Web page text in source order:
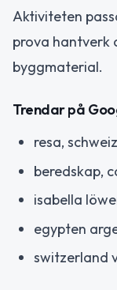
Aktiviteten
prova hantverk
byggmaterial.
Trendar på
resa,
beredskap,
isabella
egypten
switzerland